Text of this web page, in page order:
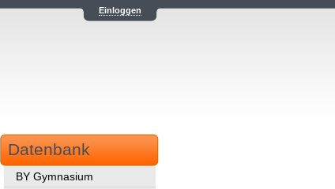
Einloggen
Datenbank
BY Gymnasium